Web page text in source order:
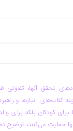
تحقق آنها،
کتاب‌های "نیازها و
برای کودکان بلکه برای
حمایت می‌کنند، توضیح